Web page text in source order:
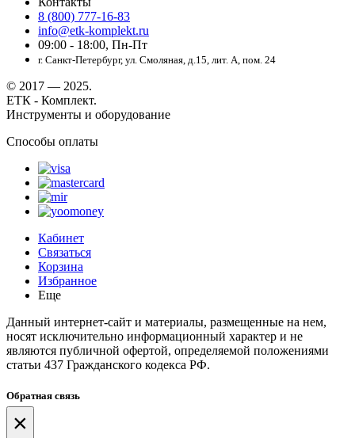
8 (800) 777-16-83
info@etk-komplekt.ru
09:00 - 18:00, Пн-Пт
г. Санкт-Петербург, ул. Смоляная, д.15, лит. А, пом. 24
© 2017 — 2025.
ЕТК - Комплект.
Инструменты и оборудование
Способы оплаты
Кабинет
Связаться
Корзина
Избранное
Еще
Данный интернет-сайт и материалы, размещенные на нем,
носят исключительно информационный характер и не
являются публичной офертой, определяемой положениями
статьи 437 Гражданского кодекса РФ.
Обратная связь
×